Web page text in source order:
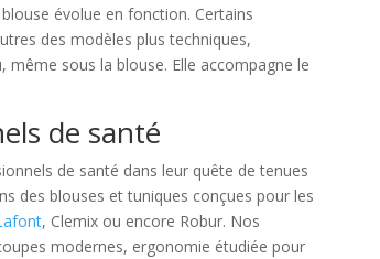
évolue en fonction. Certains
des modèles plus techniques,
même sous la blouse. Elle accompagne le
de santé
de santé dans leur quête de tenues
des blouses et tuniques conçues pour les
, Clemix ou encore Robur. Nos
modernes, ergonomie étudiée pour